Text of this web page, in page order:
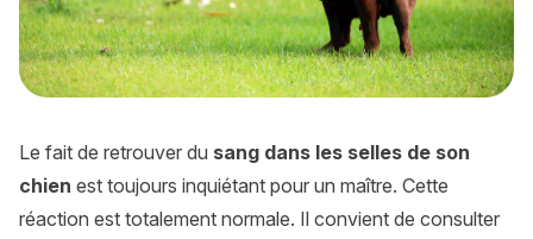
Le fait de retrouver du sang dans les selles de son
chien est toujours inquiétant pour un maître. Cette
réaction est totalement normale. Il convient de consulter